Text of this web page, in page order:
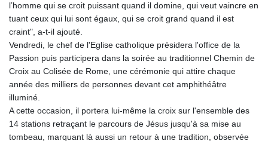
l’homme qui se croit puissant quand il domine, qui veut vaincre en
tuant ceux qui lui sont égaux, qui se croit grand quand il est
craint", a-t-il ajouté.
Vendredi, le chef de l'Eglise catholique présidera l'office de la
Passion puis participera dans la soirée au traditionnel Chemin de
Croix au Colisée de Rome, une cérémonie qui attire chaque
année des milliers de personnes devant cet amphithéâtre
illuminé.
A cette occasion, il portera lui-même la croix sur l'ensemble des
14 stations retraçant le parcours de Jésus jusqu'à sa mise au
tombeau, marquant là aussi un retour à une tradition, observée